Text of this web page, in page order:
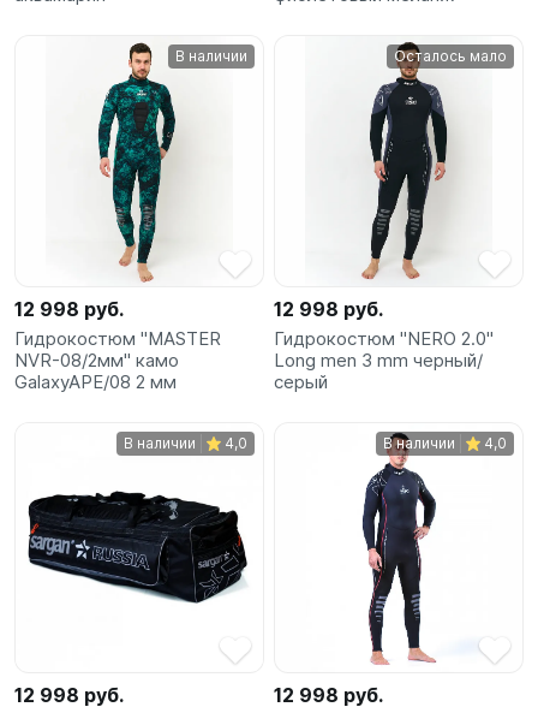
В наличии
12 998 руб.
Гидрокостюм "MASTER
NVR-08/2мм" камо
GalaxyAPE/08 2 мм
Осталось мало
12 998 руб.
Гидрокостюм "NERO 2.0"
Long men 3 mm черный/
серый
В наличии 4,0
12 998 руб.
В наличии 4,0
12 998 руб.